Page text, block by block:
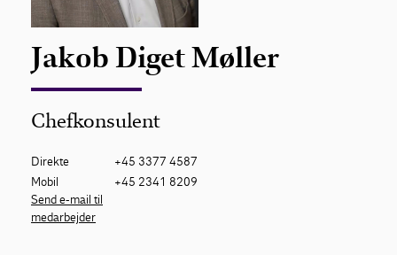
Jakob Diget Møller
Chefkonsulent
Direkte
+45 3377 4587
Mobil
+45 2341 8209
Send e-mail til
medarbejder